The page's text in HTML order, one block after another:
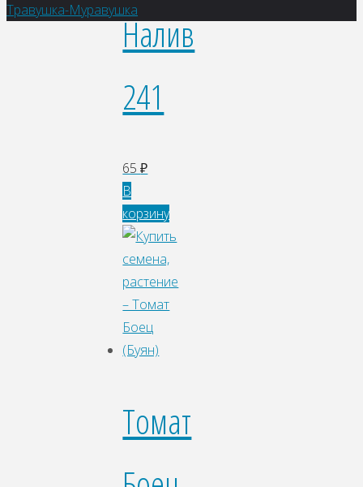
Налив
241
65₽
В
корзину
Томат
Травушка-Муравушка